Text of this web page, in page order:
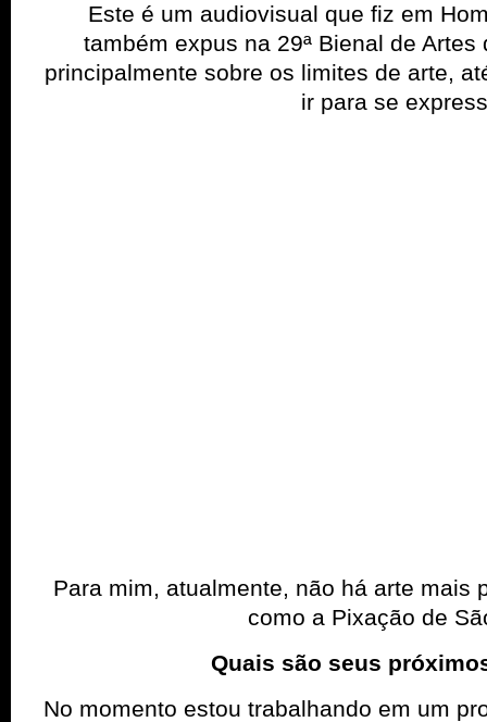
Este é um audiovisual que fiz em
também expus na 29ª Bienal de
principalmente sobre os limites de arte,
ir para se
Para mim, atualmente, não há arte mais
como a Pixação de
Quais são seus
No momento estou trabalhando em um